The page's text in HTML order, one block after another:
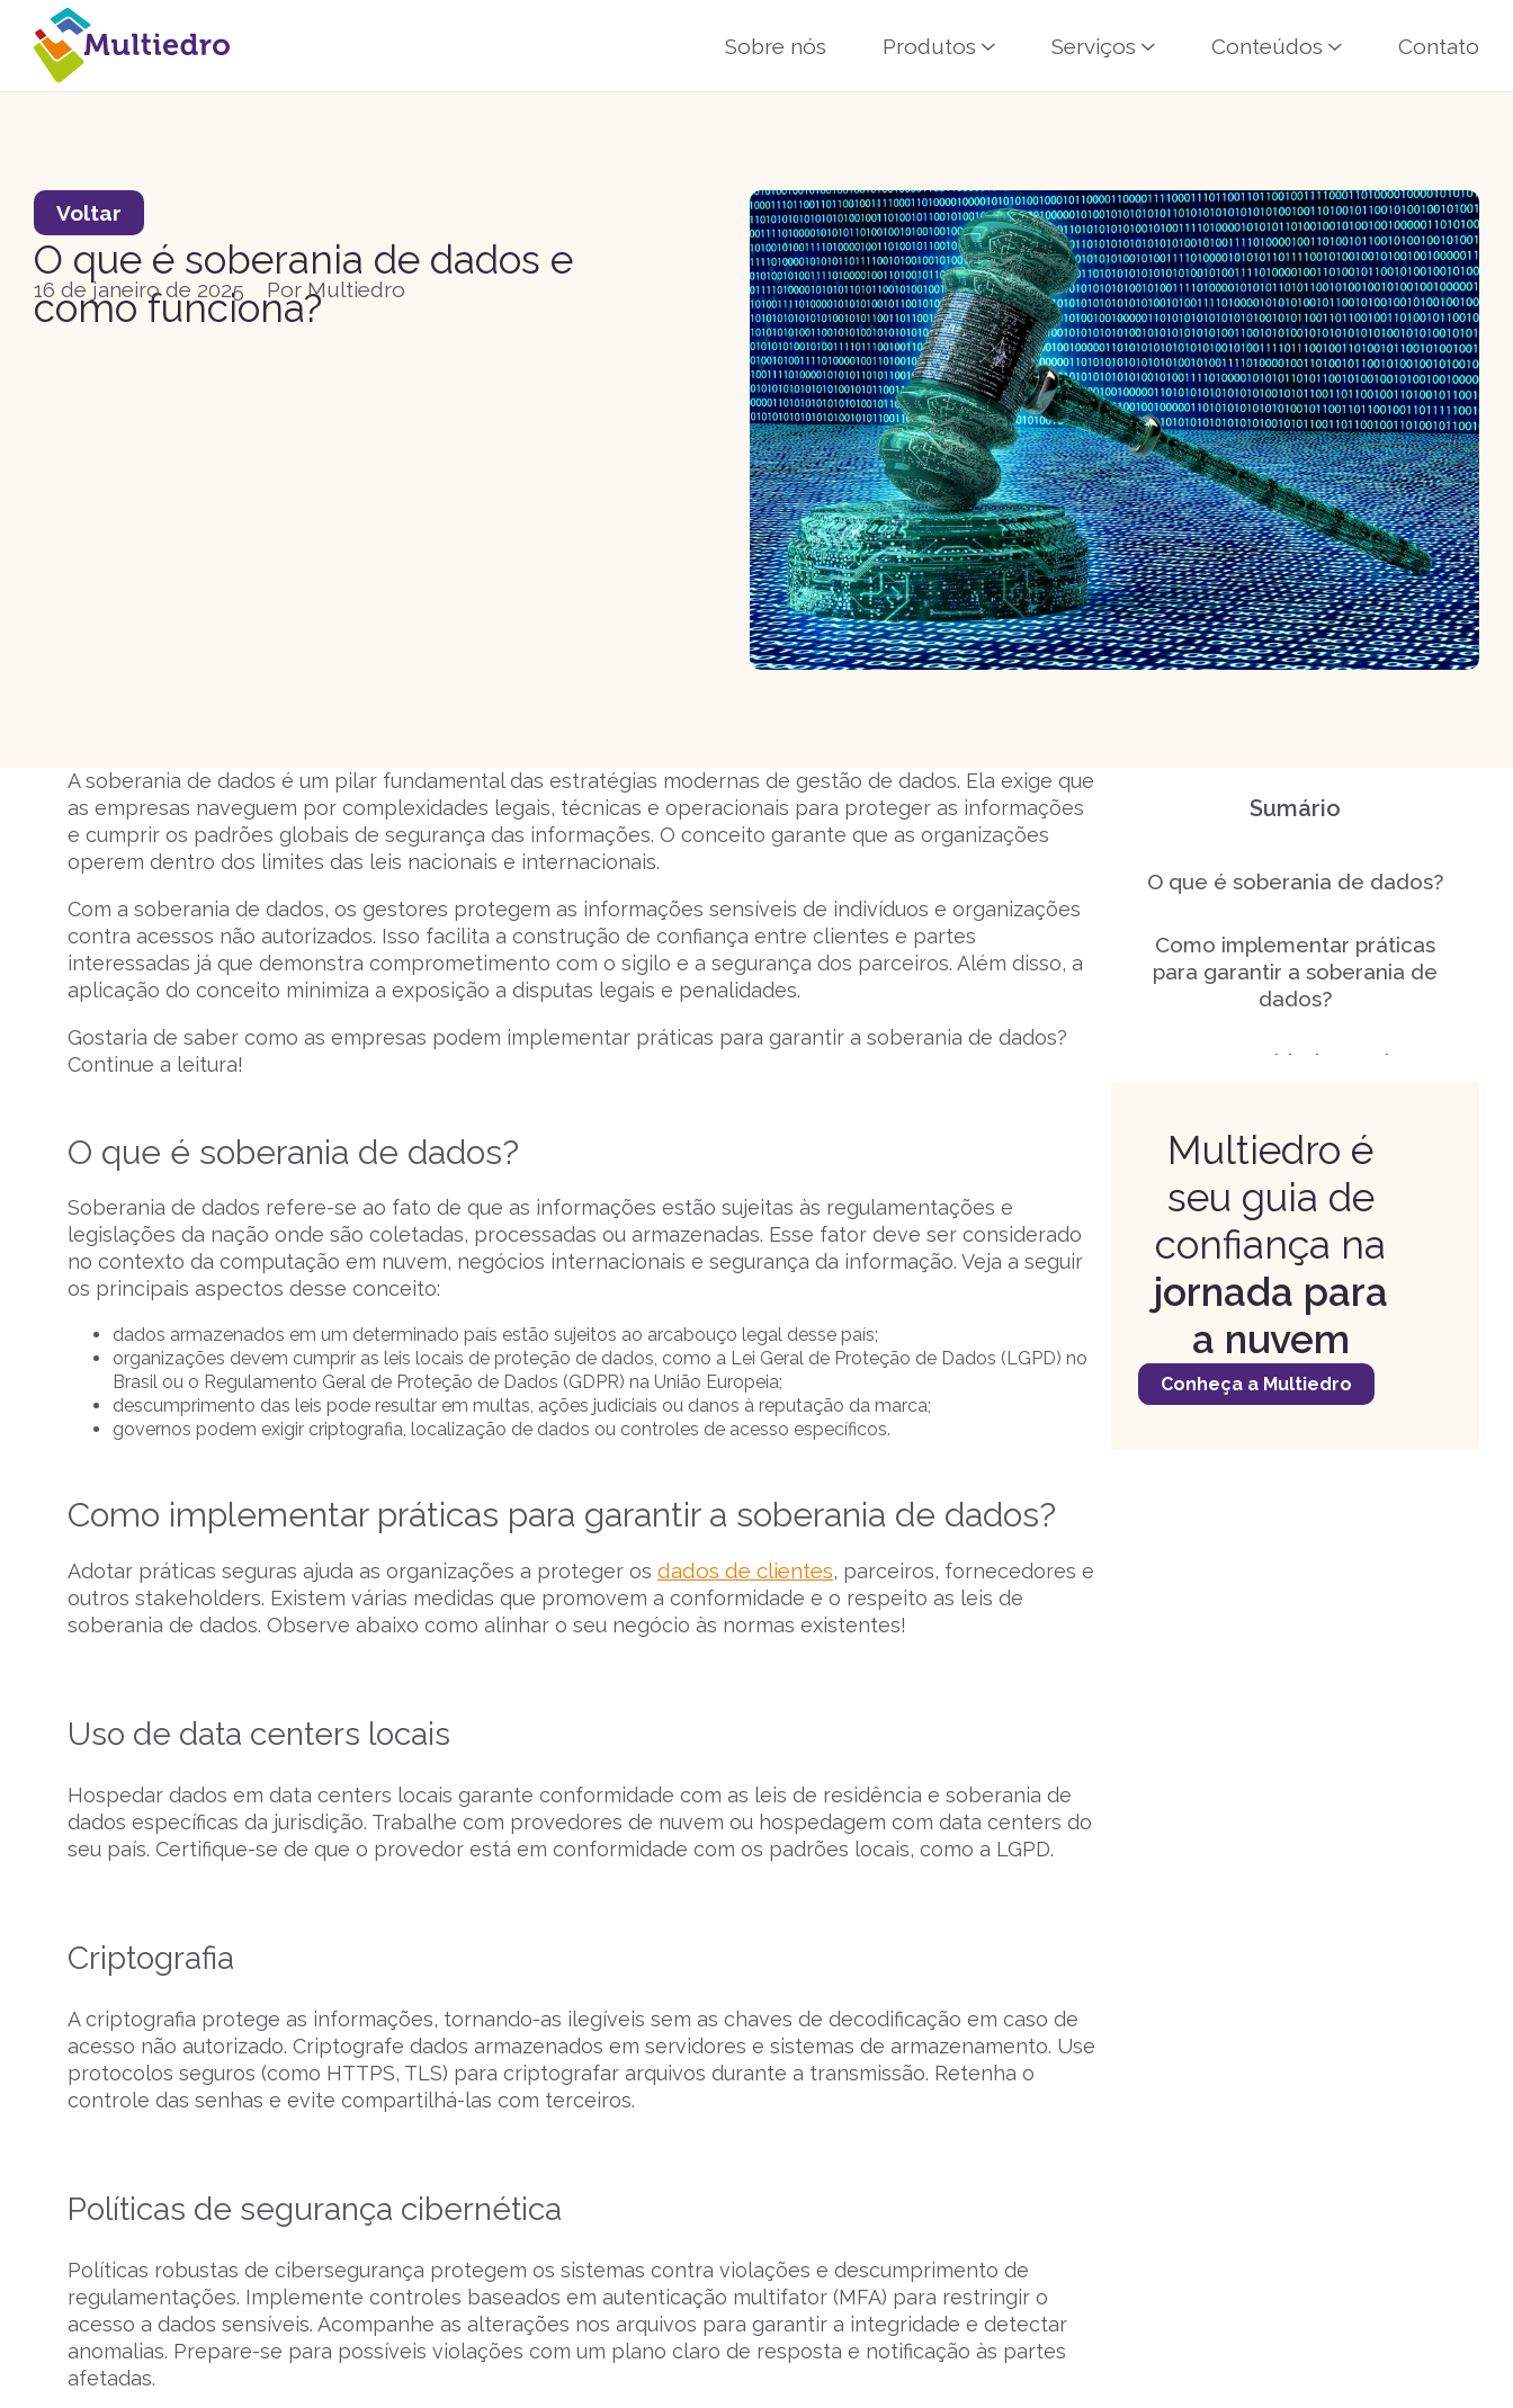
Sobre nós Produtos Serviços Conteúdos Contato
Voltar
O que é soberania de dados e
como funciona?
16 de janeiro de 2025 Por Multiedro
A soberania de dados é um pilar fundamental das estratégias modernas de gestão de dados. Ela exige que
as empresas naveguem por complexidades legais, técnicas e operacionais para proteger as informações
e cumprir os padrões globais de segurança das informações. O conceito garante que as organizações
operem dentro dos limites das leis nacionais e internacionais.
Com a soberania de dados, os gestores protegem as informações sensíveis de indivíduos e organizações
contra acessos não autorizados. Isso facilita a construção de confiança entre clientes e partes
interessadas já que demonstra comprometimento com o sigilo e a segurança dos parceiros. Além disso, a
aplicação do conceito minimiza a exposição a disputas legais e penalidades.
Gostaria de saber como as empresas podem implementar práticas para garantir a soberania de dados?
Continue a leitura!
O que é soberania de dados?
Soberania de dados refere-se ao fato de que as informações estão sujeitas às regulamentações e
legislações da nação onde são coletadas, processadas ou armazenadas. Esse fator deve ser considerado
no contexto da computação em nuvem, negócios internacionais e segurança da informação. Veja a seguir
os principais aspectos desse conceito:
dados armazenados em um determinado país estão sujeitos ao arcabouço legal desse país;
organizações devem cumprir as leis locais de proteção de dados, como a Lei Geral de Proteção de Dados (LGPD) no
Brasil ou o Regulamento Geral de Proteção de Dados (GDPR) na União Europeia;
descumprimento das leis pode resultar em multas, ações judiciais ou danos à reputação da marca;
governos podem exigir criptografia, localização de dados ou controles de acesso específicos.
Como implementar práticas para garantir a soberania de dados?
Adotar práticas seguras ajuda as organizações a proteger os dados de clientes, parceiros, fornecedores e
outros stakeholders. Existem várias medidas que promovem a conformidade e o respeito as leis de
soberania de dados. Observe abaixo como alinhar o seu negócio às normas existentes!
Uso de data centers locais
Hospedar dados em data centers locais garante conformidade com as leis de residência e soberania de
dados específicas da jurisdição. Trabalhe com provedores de nuvem ou hospedagem com data centers do
seu país. Certifique-se de que o provedor está em conformidade com os padrões locais, como a LGPD.
Criptografia
A criptografia protege as informações, tornando-as ilegíveis sem as chaves de decodificação em caso de
acesso não autorizado. Criptografe dados armazenados em servidores e sistemas de armazenamento. Use
protocolos seguros (como HTTPS, TLS) para criptografar arquivos durante a transmissão. Retenha o
controle das senhas e evite compartilhá-las com terceiros.
Políticas de segurança cibernética
Políticas robustas de cibersegurança protegem os sistemas contra violações e descumprimento de
regulamentações. Implemente controles baseados em autenticação multifator (MFA) para restringir o
acesso a dados sensíveis. Acompanhe as alterações nos arquivos para garantir a integridade e detectar
anomalias. Prepare-se para possíveis violações com um plano claro de resposta e notificação às partes
afetadas.
Sumário
O que é soberania de dados?
Como implementar práticas
para garantir a soberania de
dados?
Como a Multiedro apoia na
Multiedro é
seu guia de
confiança na
jornada para
a nuvem
Conheça a Multiedro